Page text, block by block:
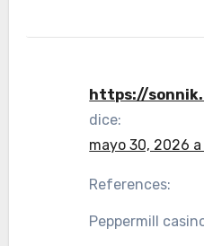
https://
dice:
mayo 30, 2026
References:
Peppermill